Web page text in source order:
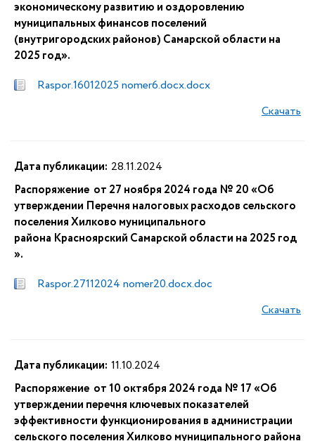
экономическому развитию и оздоровлению
муниципальных финансов поселений
(внутригородских районов) Самарской области на
2025 год».
Raspor.16012025 nomer6.docx.docx
Скачать
Дата публикации: 28.11.2024
Распоряжение от 27 ноября 2024 года № 20 «Об
утверждении Перечня налоговых расходов сельского
поселения Хилково муниципального
района Красноярский Самарской области на 2025 год​​​​​​​
».
Raspor.27112024 nomer20.docx.doc
Скачать
Дата публикации: 11.10.2024
Распоряжение от 10 октября 2024 года № 17 «Об
утверждении перечня ключевых показателей
эффективности функционирования в администрации
сельского поселения Хилково муниципального района